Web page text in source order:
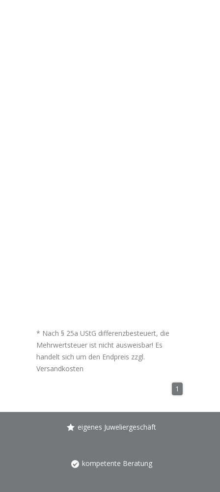
* Nach § 25a UStG differenzbesteuert, die
Mehrwertsteuer ist nicht ausweisbar! Es
handelt sich um den Endpreis zzgl.
Versandkosten
1
eigenes Juweliergeschäft
kompetente Beratung